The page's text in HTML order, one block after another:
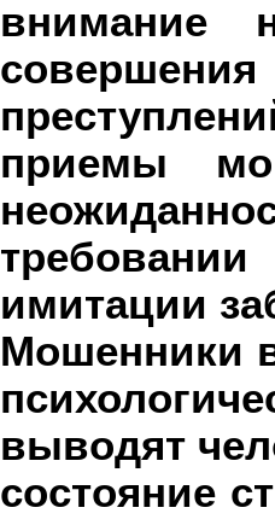
внимание
приемы
имитации
Мошенники
выводят
состояние